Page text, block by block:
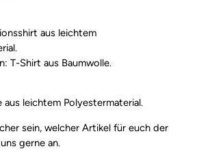
aus leichtem
T-Shirt aus Baumwolle.
aus leichtem Polyestermaterial.
sein, welcher Artikel für euch der
gerne an.